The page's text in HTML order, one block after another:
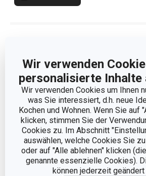
Wir verwenden
personalisierte Inhalte
Wir verwenden Cookies um Ihnen
was Sie interessiert, d.h. neue
Kochen und Wohnen. Wenn Sie auf
klicken, stimmen Sie der
Cookies zu. Im Abschnitt
auswählen, welche Cookies Sie
oder auf "Alle ablehnen" klicken
genannte essenzielle Cookies).
können jederzeit geändert